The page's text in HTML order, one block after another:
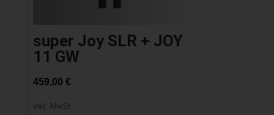
super Joy SLR + JOY
11 GW
459,00 €
inkl. MwSt.